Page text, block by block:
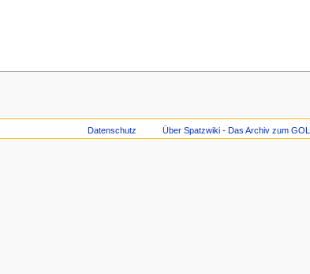
Datenschutz Über Spatzwiki - Das Archiv zum